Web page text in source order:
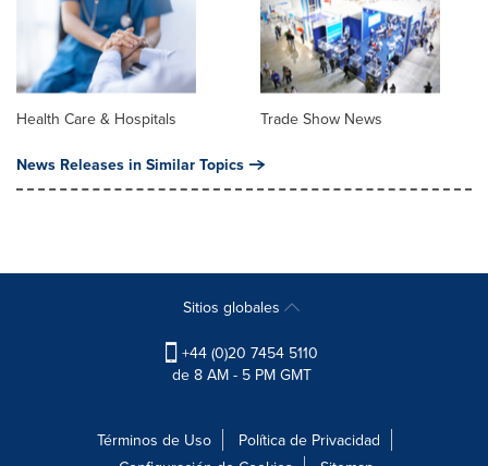
Health Care & Hospitals Trade Show News
News Releases in Similar Topics
Sitios globales
+44 (0)20 7454 5110
de 8 AM - 5 PM GMT
Términos de Uso
Política de Privacidad